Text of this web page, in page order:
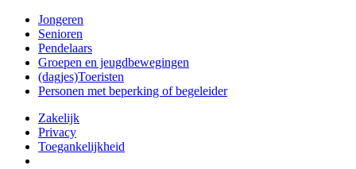
Jongeren
Senioren
Pendelaars
Groepen en jeugdbewegingen
(dagjes)Toeristen
Personen met beperking of begeleider
Zakelijk
Privacy
Toegankelijkheid